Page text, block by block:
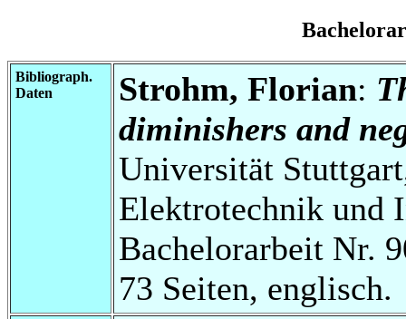
Bibliograph.
Daten
Strohm, Florian:
diminishers and
Universität
Elektrotechnik und
Bachelorarbeit Nr.
73 Seiten, englisch.